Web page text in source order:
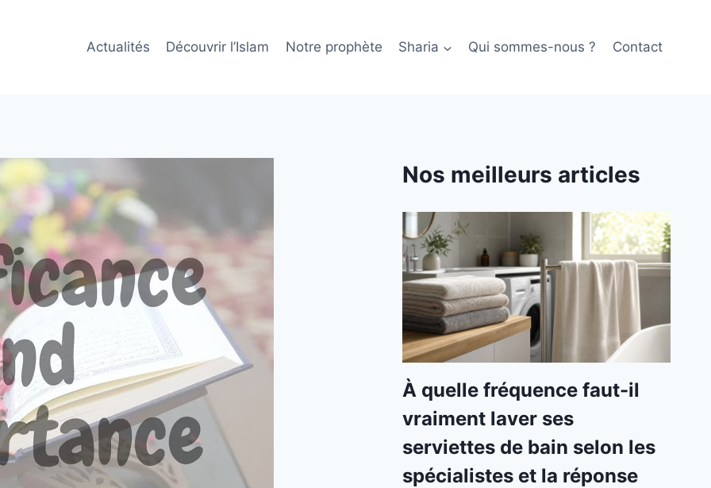
Actualités Découvrir l’Islam Notre prophète Sharia Qui sommes-nous ? Contact
Nos meilleurs articles
À quelle fréquence faut-il
vraiment laver ses
serviettes de bain selon les
spécialistes et la réponse